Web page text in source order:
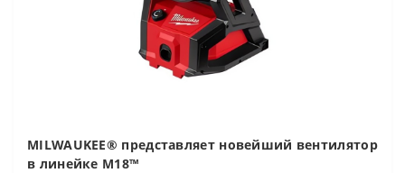
MILWAUKEE® представляет новейший вентилятор
в линейке M18™